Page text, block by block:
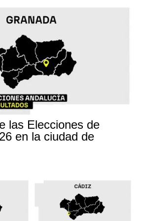
las Elecciones de
en la ciudad de